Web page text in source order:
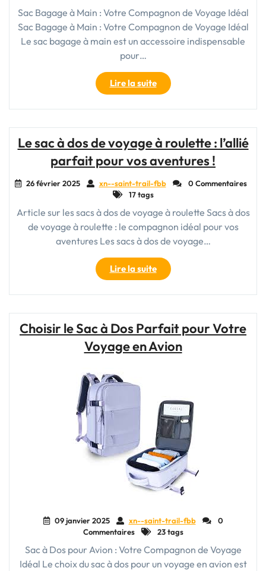
pour
vos
déplacements"
Sac Bagage à Main : Votre Compagnon de Voyage Idéal
Sac Bagage à Main : Votre Compagnon de Voyage Idéal
Le sac bagage à main est un accessoire indispensable
pour…
Lire la suite"Le
Sac
Bagage
:
Votre
de
Indispensable"
Le sac à dos de voyage à roulette : l’allié
parfait pour vos aventures !
26 février 2025 xn--saint-trail-fbb
0 Commentaires
17 tags
Article sur les sacs à dos de voyage à roulette Sacs à dos
de voyage à roulette : le compagnon idéal pour vos
aventures Les sacs à dos de voyage…
Lire la suite"Le
sac
à
voyage
à
parfait
pour
vos
aventures
!"
Choisir le Sac à Dos Parfait pour Votre
Voyage en Avion
09 janvier 2025 xn--saint-trail-fbb
0
Commentaires
23 tags
Sac à Dos pour Avion : Votre Compagnon de Voyage
Idéal Le choix du sac à dos pour un voyage en avion est